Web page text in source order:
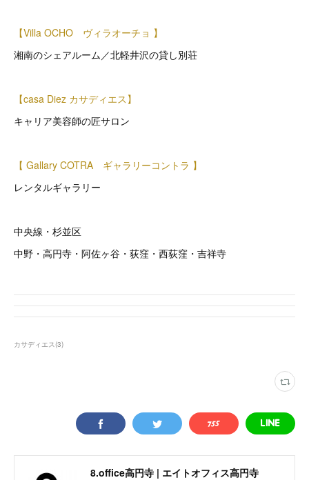
【Villa OCHO ヴィラオーチョ 】
湘南のシェアルーム／北軽井沢の貸し別荘
【casa Diez カサディエス】
キャリア美容師の匠サロン
【 Gallary COTRA ギャラリーコントラ 】
レンタルギャラリー
中央線・杉並区
中野・高円寺・阿佐ヶ谷・荻窪・西荻窪・吉祥寺
カサディエス(3)
8.office高円寺 | エイトオフィス高円寺